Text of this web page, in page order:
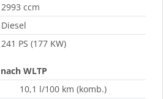
2993 ccm
Diesel
241 PS (177 KW)
WLTP
10,1 l/100 km (komb.)